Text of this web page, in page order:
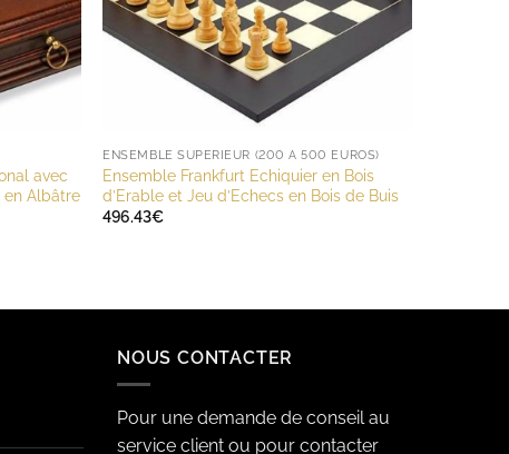
avec
en Albâtre
ENSEMBLE SUPÉRIEUR (200 À 500 EUROS)
Ensemble Frankfurt Echiquier en Bois
d’Erable et Jeu d’Echecs en Bois de Buis
496.43€
NOUS CONTACTER
Pour une demande de conseil au
service client ou pour contacter